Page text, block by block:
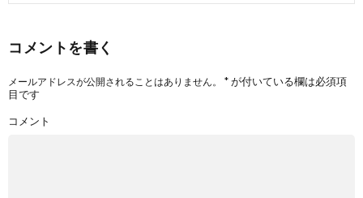
コメントを書く
メールアドレスが公開されることはありません。 *が付いている欄は必須項
目です
コメント